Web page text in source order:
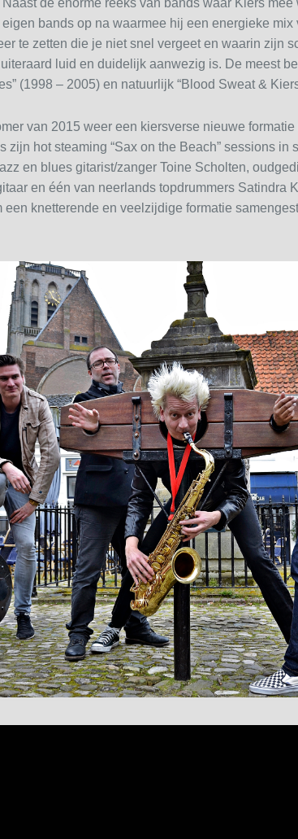
de enorme reeks van bands waar Kiers
bands op na waarmee hij een energieke
te zetten die je niet snel vergeet en waarin zijn
luid en duidelijk aanwezig is. De meest
(1998 – 2005) en natuurlijk “Blood Sweat &
van 2015 weer een kiersverse nieuwe formatie
zijn hot steaming “Sax on the Beach” sessions in
en blues gitarist/zanger Toine Scholten,
en één van neerlands topdrummers Satindra
een knetterende en veelzijdige formatie